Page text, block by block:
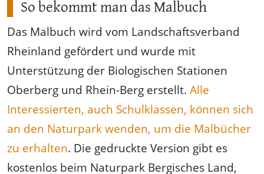
So bekommt man das Malbuch
Das Malbuch wird vom Landschaftsverband
Rheinland gefördert und wurde mit
Unterstützung der Biologischen Stationen
Oberberg und Rhein-Berg erstellt. Alle
Interessierten, auch Schulklassen, können sich
an den Naturpark wenden, um die Malbücher
zu erhalten. Die gedruckte Version gibt es
kostenlos beim Naturpark Bergisches Land,